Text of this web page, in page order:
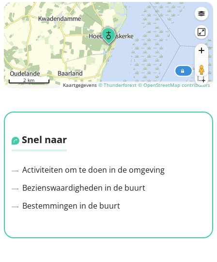
Kaartgegevens © Thunderforest © OpenStreetMap contributors
2 km
Snel naar
Activiteiten om te doen in de omgeving
Bezienswaardigheden in de buurt
Bestemmingen in de buurt